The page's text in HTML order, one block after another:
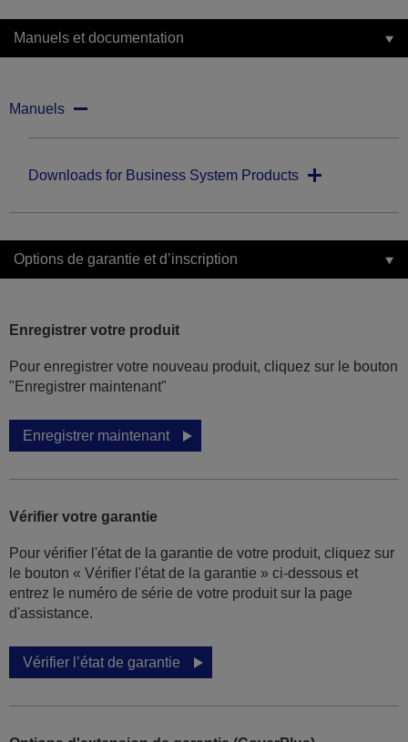
Manuels et documentation
Manuels
Downloads for Business System Products
Options de garantie et d’inscription
Enregistrer votre produit
Pour enregistrer votre nouveau produit, cliquez sur le bouton
"Enregistrer maintenant"
Enregistrer maintenant
Vérifier votre garantie
Pour vérifier l'état de la garantie de votre produit, cliquez sur
le bouton « Vérifier l'état de la garantie » ci-dessous et
entrez le numéro de série de votre produit sur la page
d'assistance.
Vérifier l’état de garantie